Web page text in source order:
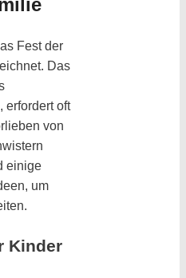
Fest der
Das
erfordert oft
von
einige
um
Kinder